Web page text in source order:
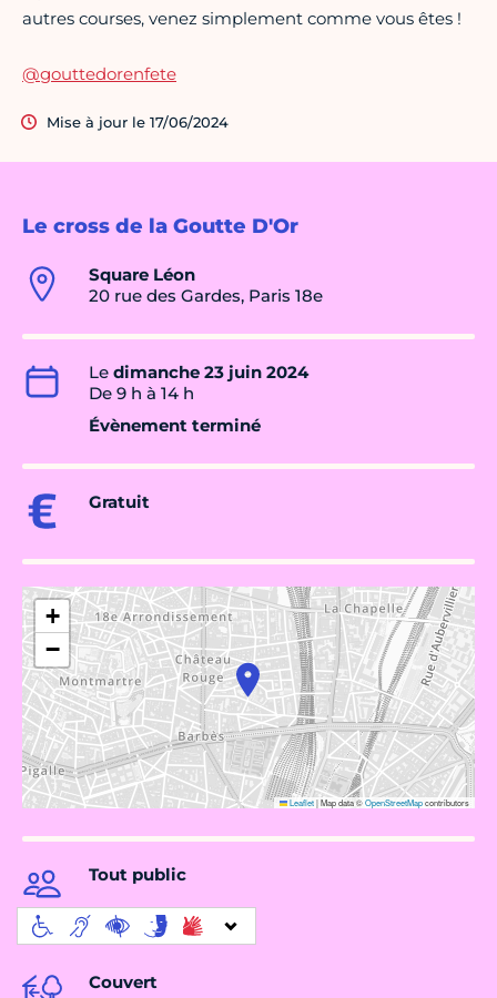
Le cross de la Goutte D'Or
Square Léon
20 rue des Gardes, Paris 18e
Le dimanche 23 juin 2024
De 9 h à 14 h
Évènement terminé
Gratuit
+
−
Leaflet|Map data ©OpenStreetMapcontributors
Tout public
Couvert
autres courses, venez simplement comme vous êtes !
@gouttedorenfete
Mise à jour le 17/06/2024